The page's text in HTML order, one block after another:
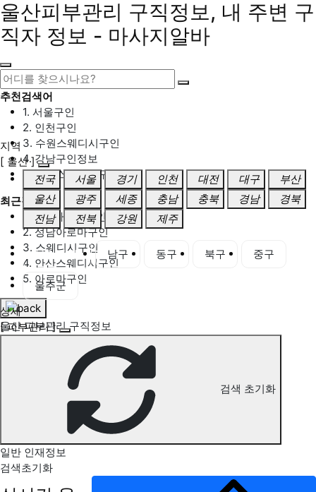
울산피부관리 구직정보, 내 주변 구
직자 정보 - 마사지알바
추천검색어
1. 서울구인
2. 인천구인
3. 수원스웨디시구인
4. 강남구인정보
5. 동탄스웨디시구인
최근검색어
1. 일산마사지구인
2. 성남아로마구인
3. 스웨디시구인
4. 안산스웨디시구인
5. 아로마구인
울산 피부관리 구직정보
지역
[ 울산 ]
전국
서울 경기 인천 대전 대구
부산
울산
광주 세종 충남 충북 경남
경북
전남
전북 강원 제주
울산 전체 남구 동구 북구 중구
울주군
상세
[ 피부관리 ]
검색 초기화
일반 인재정보
검색초기화